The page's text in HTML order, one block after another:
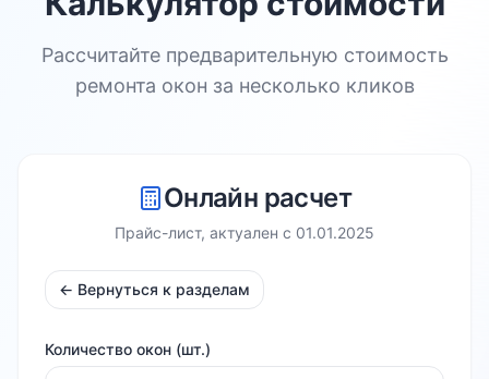
Рассчитайте предварительную стоимость
ремонта окон за несколько кликов
Онлайн расчет
Прайс-лист, актуален с 01.01.2025
← Вернуться к разделам
Количество окон (шт.)